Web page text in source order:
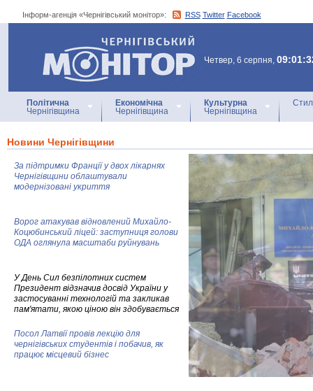
Інформ-агенція «Чернігівський монітор»: RSS Twitter Facebook
Інформ-агенція
«Чернігівський монітор»
Четвер, 6 серпня,
Політична
Чернігівщина
Економічна
Чернігівщина
Культурна
Чернігівщина
Новини Чернігівщини
За підтримки Франції у двох лікарнях
Чернігівщини облаштували
модернізовані укриття
Ворог атакував відновлений Михайло-
Коцюбинський ліцей: заступниця голови
ОДА оглянула масштаби руйнувань
У День Сил безпілотних систем
Президент відзначив досвід України у
застосуванні технологій та закликав
пам'ятати, якою ціною він здобувається
Посол Латвії провів лекцію для
чернігівських студентів і побачив, як
працює місцевий бізнес